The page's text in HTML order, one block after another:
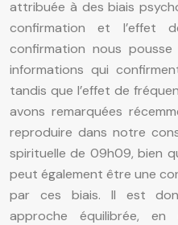
attribuée à des biais
confirmation et l’effet
confirmation nous
informations qui
tandis que l’effet de
avons remarquées
reproduire dans notre
spirituelle de 09h09, bien
peut également être une
par ces biais. Il est
approche équilibrée,